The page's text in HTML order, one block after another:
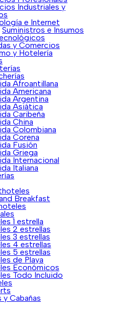
Industriales y
e Internet
Suministros e Insumos
y Comercios
y Hotelería
Afroantillana
Americana
Argentina
Asiática
Caribeña
China
Colombiana
Corena
Fusión
Griega
Internacional
Italiana
Breakfast
1 estrella
2 estrellas
3 estrellas
4 estrellas
5 estrellas
de Playa
Económicos
Todo Incluido
y Cabañas